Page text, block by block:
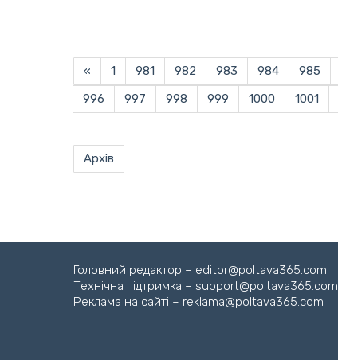
« 1 981 982 983 984 985
996
997 998 999 1000 1001
Архів
Головний редактор – editor@poltava365.com
Технічна підтримка – support@poltava365.com
Реклама на сайті – reklama@poltava365.com